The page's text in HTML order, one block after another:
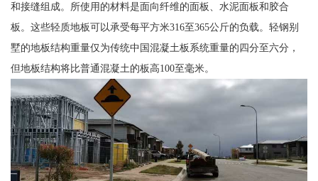
和接缝组成。所使用的材料是面向纤维的面板、水泥面板和胶合
板。这些轻质地板可以承受每平方米316至365公斤的负载。轻钢别
墅的地板结构重量仅为传统中国混凝土板系统重量的四分至六分，
但地板结构将比普通混凝土的板高100至毫米。